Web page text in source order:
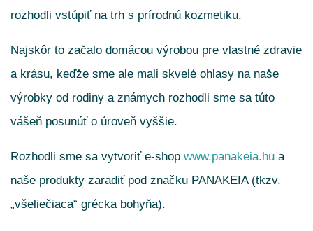
rozhodli vstúpiť na trh s prírodnú kozmetiku.
Najskôr to začalo domácou výrobou pre vlastné zdravie
a krásu, keďže sme ale mali skvelé ohlasy na naše
výrobky od rodiny a známych rozhodli sme sa túto
vášeň posunúť o úroveň vyššie.
Rozhodli sme sa vytvoriť e-shop www.panakeia.hu a
naše produkty zaradiť pod značku PANAKEIA (tkzv.
„všeliečiaca“ grécka bohyňa).